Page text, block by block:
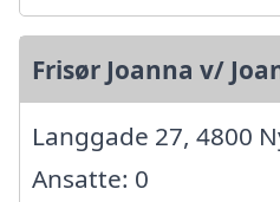
Frisør Joanna v/
Langgade 27, 4800
Ansatte: 0